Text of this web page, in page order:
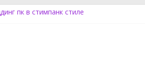
пк в стимпанк стиле
двери на Фриландер 2
задний фонарь